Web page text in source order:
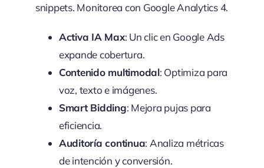
snippets. Monitorea con Google Analytics 4.
Activa IA Max: Un clic en Google Ads
expande cobertura.
Contenido multimodal: Optimiza para
voz, texto e imágenes.
Smart Bidding: Mejora pujas para
eficiencia.
Auditoría continua: Analiza métricas
de intención y conversión.